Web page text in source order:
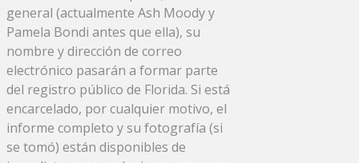
general (actualmente Ash Moody y
Pamela Bondi antes que ella), su
nombre y dirección de correo
electrónico pasarán a formar parte
del registro público de Florida. Si está
encarcelado, por cualquier motivo, el
informe completo y su fotografía (si
se tomó) están disponibles de